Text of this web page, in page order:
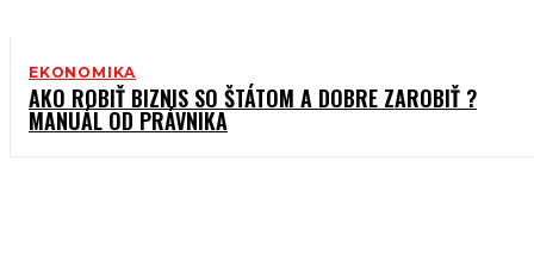
EKONOMIKA
AKO ROBIŤ BIZNIS SO ŠTÁTOM A DOBRE ZAROBIŤ ?
MANUÁL OD PRÁVNIKA